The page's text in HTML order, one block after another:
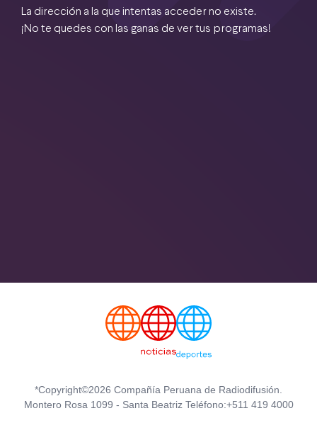
La dirección a la que intentas acceder no existe.
¡No te quedes con las ganas de ver tus programas!
*Copyright©2026 Compañía Peruana de Radiodifusión.
Montero Rosa 1099 - Santa Beatriz Teléfono:+511 419 4000